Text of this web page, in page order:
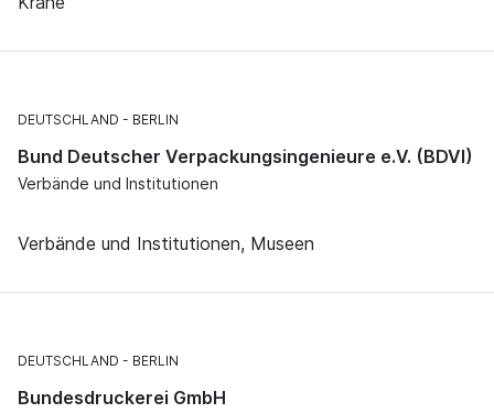
DEUTSCHLAND BERLIN
Bund Deutscher Verpackungsingenieure e.V. (BDVI)
Verbände und Institutionen
Verbände und Institutionen, Museen
DEUTSCHLAND BERLIN
Bundesdruckerei GmbH